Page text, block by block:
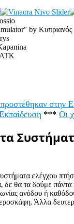
by Κυπριανός
στην
*** Οι
ελέγχου
δε θα τα δούμε πάντα
ανόδου ή
Άλλα